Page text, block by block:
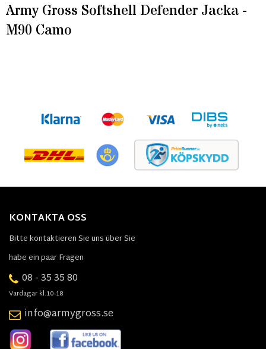
Army Gross Softshell Defender Jacka -
M90 Camo
KONTAKTA OSS
Bitte kontaktieren Sie uns über Sie
habe ein paar Fragen
08 - 35 35 80
Vardagar kl.10-18
info@armygross.se